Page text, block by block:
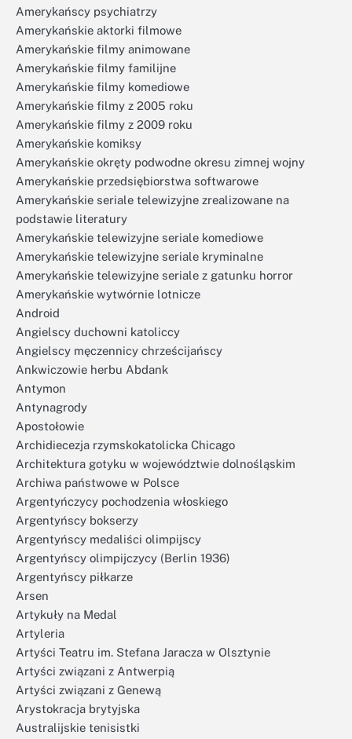
Amerykańscy psychiatrzy
Amerykańskie aktorki filmowe
Amerykańskie filmy animowane
Amerykańskie filmy familijne
Amerykańskie filmy komediowe
Amerykańskie filmy z 2005 roku
Amerykańskie filmy z 2009 roku
Amerykańskie komiksy
Amerykańskie okręty podwodne okresu zimnej wojny
Amerykańskie przedsiębiorstwa softwarowe
Amerykańskie seriale telewizyjne zrealizowane na
podstawie literatury
Amerykańskie telewizyjne seriale komediowe
Amerykańskie telewizyjne seriale kryminalne
Amerykańskie telewizyjne seriale z gatunku horror
Amerykańskie wytwórnie lotnicze
Android
Angielscy duchowni katoliccy
Angielscy męczennicy chrześcijańscy
Ankwiczowie herbu Abdank
Antymon
Antynagrody
Apostołowie
Archidiecezja rzymskokatolicka Chicago
Architektura gotyku w województwie dolnośląskim
Archiwa państwowe w Polsce
Argentyńczycy pochodzenia włoskiego
Argentyńscy bokserzy
Argentyńscy medaliści olimpijscy
Argentyńscy olimpijczycy (Berlin 1936)
Argentyńscy piłkarze
Arsen
Artykuły na Medal
Artyleria
Artyści Teatru im. Stefana Jaracza w Olsztynie
Artyści związani z Antwerpią
Artyści związani z Genewą
Arystokracja brytyjska
Australijskie tenisistki